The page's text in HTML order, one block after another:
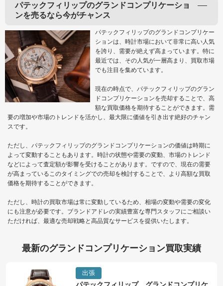
パテックフィリップのグランドコンプリケーショ
ンを売るなら今がチャンス
パテックフィリップのグランドコンプリケー
ションは、時計市場において非常に高い人気
を誇り、需要が絶えず高まっています。特に
最近では、その人気が一層高まり、買取市場
でも注目を集めています。
現在の時点で、パテックフィリップのグラン
ドコンプリケーションを売却することで、高
額な買取価格を期待することができます。需
要の増加や市場のトレンドを活かし、最大限に価値を引き出す絶好のチャン
スです。
ただし、パテックフィリップのグランドコンプリケーションの価値は時期に
よって変動することもあります。時計の状態や需要の変動、市場のトレンド
などによって査定額が影響を受けることがあります。ですので、現在の需要
が高まっているこのタイミングでの売却を検討することで、より高額な買取
価格を期待することができます。
ただし、時計の買取市場は常に変動しているため、相場の変動や需要の変化
にも注意が必要です。ブランドアドレの実績豊富な専門スタッフにご相談い
ただければ、最適な売却戦略と高品質なサービスを提供いたします。
最新のグランドコンプリケーション買取実績
出張